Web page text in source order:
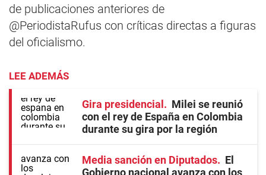
de publicaciones anteriores de
@PeriodistaRufus con críticas directas a figuras
del oficialismo.
LEE ADEMÁS
Gira presidencial
Milei se reunió
con el rey de España en Colombia
durante su gira por la región
Media sanción en Diputados
El
Gobierno nacional avanza con los